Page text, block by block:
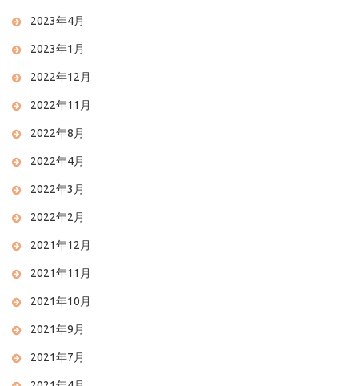
2023年4月
2023年1月
2022年12月
2022年11月
2022年8月
2022年4月
2022年3月
2022年2月
2021年12月
2021年11月
2021年10月
2021年9月
2021年7月